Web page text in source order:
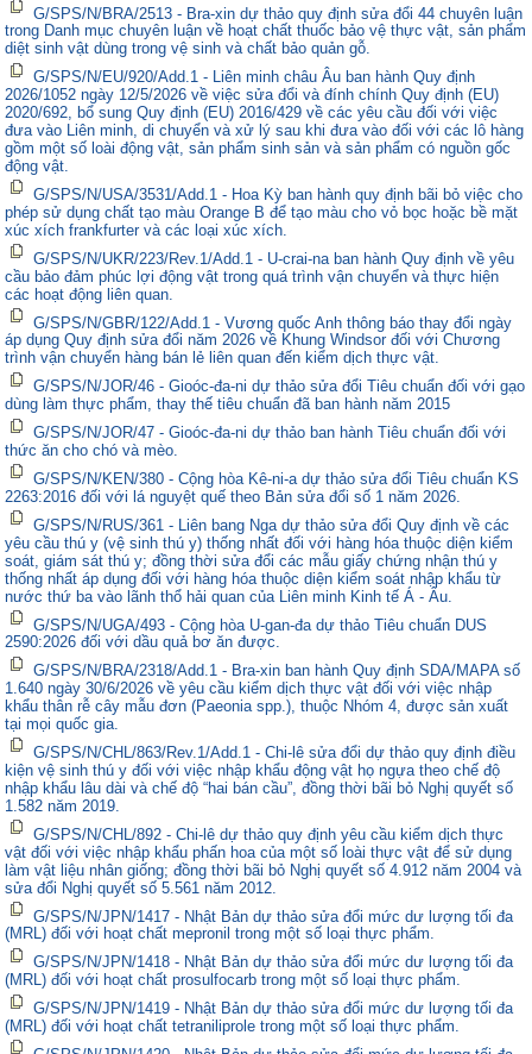
G/SPS/N/BRA/2513 - Bra-xin dự thảo quy định sửa đổi 44 chuyên luận
trong Danh mục chuyên luận về hoạt chất thuốc bảo vệ thực vật, sản phẩm
diệt sinh vật dùng trong vệ sinh và chất bảo quản gỗ.
G/SPS/N/EU/920/Add.1 - Liên minh châu Âu ban hành Quy định
2026/1052 ngày 12/5/2026 về việc sửa đổi và đính chính Quy định (EU)
2020/692, bổ sung Quy định (EU) 2016/429 về các yêu cầu đối với việc
đưa vào Liên minh, di chuyển và xử lý sau khi đưa vào đối với các lô hàng
gồm một số loài động vật, sản phẩm sinh sản và sản phẩm có nguồn gốc
động vật.
G/SPS/N/USA/3531/Add.1 - Hoa Kỳ ban hành quy định bãi bỏ việc cho
phép sử dụng chất tạo màu Orange B để tạo màu cho vỏ bọc hoặc bề mặt
xúc xích frankfurter và các loại xúc xích.
G/SPS/N/UKR/223/Rev.1/Add.1 - U-crai-na ban hành Quy định về yêu
cầu bảo đảm phúc lợi động vật trong quá trình vận chuyển và thực hiện
các hoạt động liên quan.
G/SPS/N/GBR/122/Add.1 - Vương quốc Anh thông báo thay đổi ngày
áp dụng Quy định sửa đổi năm 2026 về Khung Windsor đối với Chương
trình vận chuyển hàng bán lẻ liên quan đến kiểm dịch thực vật.
G/SPS/N/JOR/46 - Gioóc-đa-ni dự thảo sửa đổi Tiêu chuẩn đối với gạo
dùng làm thực phẩm, thay thế tiêu chuẩn đã ban hành năm 2015
G/SPS/N/JOR/47 - Gioóc-đa-ni dự thảo ban hành Tiêu chuẩn đối với
thức ăn cho chó và mèo.
G/SPS/N/KEN/380 - Cộng hòa Kê-ni-a dự thảo sửa đổi Tiêu chuẩn KS
2263:2016 đối với lá nguyệt quế theo Bản sửa đổi số 1 năm 2026.
G/SPS/N/RUS/361 - Liên bang Nga dự thảo sửa đổi Quy định về các
yêu cầu thú y (vệ sinh thú y) thống nhất đối với hàng hóa thuộc diện kiểm
soát, giám sát thú y; đồng thời sửa đổi các mẫu giấy chứng nhận thú y
thống nhất áp dụng đối với hàng hóa thuộc diện kiểm soát nhập khẩu từ
nước thứ ba vào lãnh thổ hải quan của Liên minh Kinh tế Á - Âu.
G/SPS/N/UGA/493 - Cộng hòa U-gan-đa dự thảo Tiêu chuẩn DUS
2590:2026 đối với dầu quả bơ ăn được.
G/SPS/N/BRA/2318/Add.1 - Bra-xin ban hành Quy định SDA/MAPA số
1.640 ngày 30/6/2026 về yêu cầu kiểm dịch thực vật đối với việc nhập
khẩu thân rễ cây mẫu đơn (Paeonia spp.), thuộc Nhóm 4, được sản xuất
tại mọi quốc gia.
G/SPS/N/CHL/863/Rev.1/Add.1 - Chi-lê sửa đổi dự thảo quy định điều
kiện vệ sinh thú y đối với việc nhập khẩu động vật họ ngựa theo chế độ
nhập khẩu lâu dài và chế độ “hai bán cầu”, đồng thời bãi bỏ Nghị quyết số
1.582 năm 2019.
G/SPS/N/CHL/892 - Chi-lê dự thảo quy định yêu cầu kiểm dịch thực
vật đối với việc nhập khẩu phấn hoa của một số loài thực vật để sử dụng
làm vật liệu nhân giống; đồng thời bãi bỏ Nghị quyết số 4.912 năm 2004 và
sửa đổi Nghị quyết số 5.561 năm 2012.
G/SPS/N/JPN/1417 - Nhật Bản dự thảo sửa đổi mức dư lượng tối đa
(MRL) đối với hoạt chất mepronil trong một số loại thực phẩm.
G/SPS/N/JPN/1418 - Nhật Bản dự thảo sửa đổi mức dư lượng tối đa
(MRL) đối với hoạt chất prosulfocarb trong một số loại thực phẩm.
G/SPS/N/JPN/1419 - Nhật Bản dự thảo sửa đổi mức dư lượng tối đa
(MRL) đối với hoạt chất tetraniliprole trong một số loại thực phẩm.